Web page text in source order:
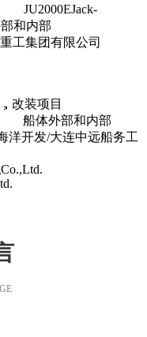
JU2000EJack-
部和内部
重工集团有限公司
，改装项目
船体外部和内部
开发/大连中远船务工